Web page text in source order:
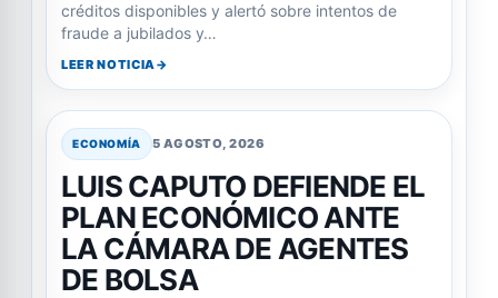
créditos disponibles y alertó sobre intentos de
fraude a jubilados y…
LEER NOTICIA
ECONOMÍA 5 AGOSTO, 2026
LUIS CAPUTO DEFIENDE EL
PLAN ECONÓMICO ANTE
LA CÁMARA DE AGENTES
DE BOLSA